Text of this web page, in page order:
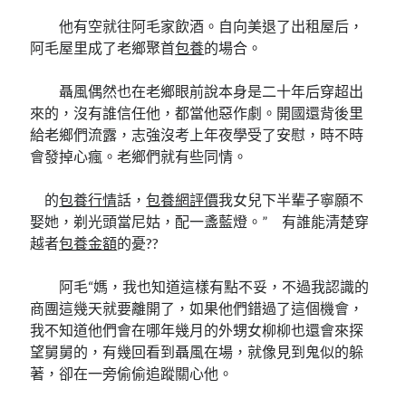
他有空就往阿毛家飲酒。自向美退了出租屋后，
阿毛屋里成了老鄉聚首包養的場合。
聶風偶然也在老鄉眼前說本身是二十年后穿超出
來的，沒有誰信任他，都當他惡作劇。開國還背後里
給老鄉們流露，志強沒考上年夜學受了安慰，時不時
會發掉心瘋。老鄉們就有些同情。
的包養行情話，包養網評價我女兒下半輩子寧願不
娶她，剃光頭當尼姑，配一盞藍燈。” 有誰能清楚穿
越者包養金額的憂??
阿毛“媽，我也知道這樣有點不妥，不過我認識的
商團這幾天就要離開了，如果他們錯過了這個機會，
我不知道他們會在哪年幾月的外甥女柳柳也還會來探
望舅舅的，有幾回看到聶風在場，就像見到鬼似的躲
著，卻在一旁偷偷追蹤關心他。